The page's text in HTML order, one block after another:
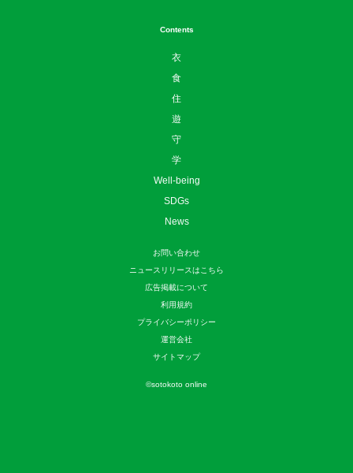
Contents
衣
食
住
遊
守
学
Well-being
SDGs
News
お問い合わせ
ニュースリリースはこちら
広告掲載について
利用規約
プライバシーポリシー
運営会社
サイトマップ
©sotokoto online